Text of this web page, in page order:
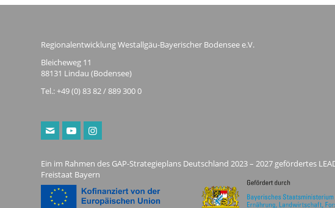
Regionalentwicklung Westallgäu-Bayerischer Bodensee e.V.
Bleicheweg 11
88131 Lindau (Bodensee)
Tel.: +49 (0) 83 82 / 889 300 0
Ein im Rahmen des GAP-Strategieplans Deutschland 2023 – 2027 gefördertes
Freistaat Bayern